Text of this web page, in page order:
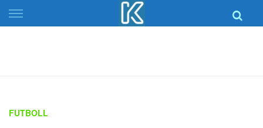
Skip
to
FUTBOLL